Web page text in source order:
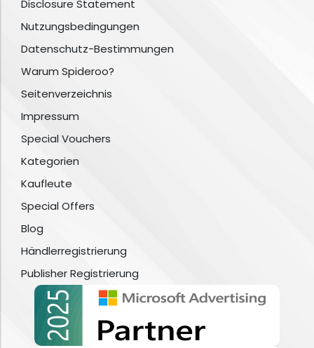
Disclosure Statement
Nutzungsbedingungen
Datenschutz-Bestimmungen
Warum Spideroo?
Seitenverzeichnis
Impressum
Special Vouchers
Kategorien
Kaufleute
Special Offers
Blog
Händlerregistrierung
Publisher Registrierung